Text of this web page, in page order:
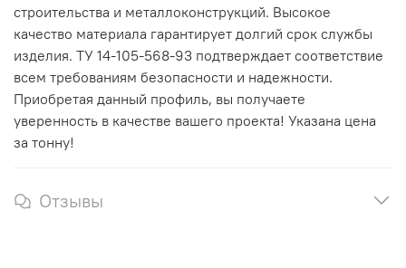
строительства и металлоконструкций. Высокое
качество материала гарантирует долгий срок службы
изделия. ТУ 14-105-568-93 подтверждает соответствие
всем требованиям безопасности и надежности.
Приобретая данный профиль, вы получаете
уверенность в качестве вашего проекта! Указана цена
за тонну!
Отзывы